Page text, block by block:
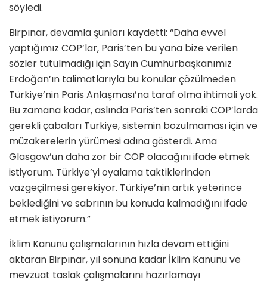
söyledi.
Birpınar, devamla şunları kaydetti: “Daha evvel
yaptığımız COP’lar, Paris’ten bu yana bize verilen
sözler tutulmadığı için Sayın Cumhurbaşkanımız
Erdoğan’ın talimatlarıyla bu konular çözülmeden
Türkiye’nin Paris Anlaşması’na taraf olma ihtimali yok.
Bu zamana kadar, aslında Paris’ten sonraki COP’larda
gerekli çabaları Türkiye, sistemin bozulmaması için ve
müzakerelerin yürümesi adına gösterdi. Ama
Glasgow’un daha zor bir COP olacağını ifade etmek
istiyorum. Türkiye’yi oyalama taktiklerinden
vazgeçilmesi gerekiyor. Türkiye’nin artık yeterince
beklediğini ve sabrının bu konuda kalmadığını ifade
etmek istiyorum.”
İklim Kanunu çalışmalarının hızla devam ettiğini
aktaran Birpınar, yıl sonuna kadar İklim Kanunu ve
mevzuat taslak çalışmalarını hazırlamayı